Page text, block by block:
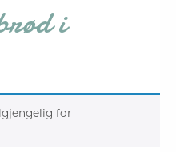
i
for